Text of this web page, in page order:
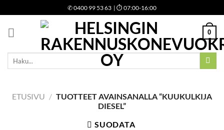
to
content
✆0400 99 53 63 | ⏱ 07:00-16:00
0
Etsi:
ETUSIVU / TUOTTEET AVAINSANALLA “KUUKULKIJA
DIESEL”
SUODATA